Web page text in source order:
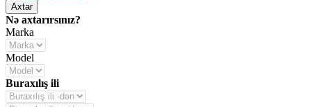
Axtar
Nə axtarırsınız?
Marka
Model
Buraxılış ili